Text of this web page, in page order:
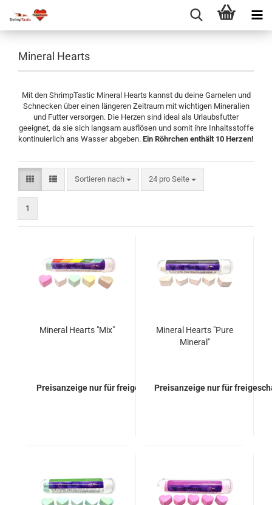
Mineral Hearts
Mit den ShrimpTastic Mineral Hearts kannst du deine Garnelen und
Schnecken über einen längeren Zeitraum mit wichtigen Mineralien
und Futter versorgen. Die Herzen sind ideal als Urlaubsfutter
geeignet, da sie sich langsam ausflösen und somit ihre Inhaltsstoffe
kontinuierlich ans Wasser abgeben. Ein Röhrchen enthält 10 Herzen!
Sortieren nach
Sortieren nach 24 pro Seite
pro Seite
1
Mineral Hearts "Mix"
Preisanzeige nur für freigeschaltete Kunden
Mineral Hearts "Pure
Mineral"
Preisanzeige nur für